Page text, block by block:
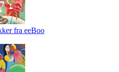
fra eeBoo